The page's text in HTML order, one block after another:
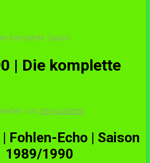
komplette Saison
| Die komplette
von strysioadmin
Fohlen-Echo | Saison
1989/1990